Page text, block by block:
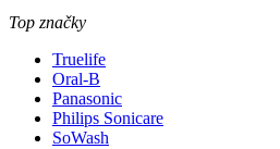
Top značky
Truelife
Oral-B
Panasonic
Philips Sonicare
SoWash